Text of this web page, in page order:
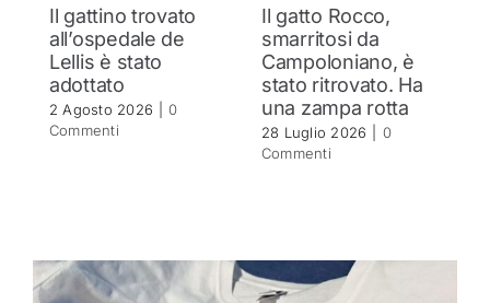
Il gattino trovato
all’ospedale de
Lellis è stato
adottato
2 Agosto 2026
0
Commenti
Il gatto Rocco,
smarritosi da
Campoloniano, è
stato ritrovato. Ha
una zampa rotta
28 Luglio 2026
0
Commenti